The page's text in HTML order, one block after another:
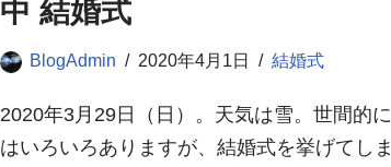
中 結婚式
BlogAdmin 2020年4月1日 結婚式
2020年3月29日（日）。天気は雪。世間的に
はいろいろありますが、結婚式を挙げてしま